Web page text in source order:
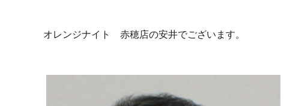
オレンジナイト 赤穂店の安井でございます。